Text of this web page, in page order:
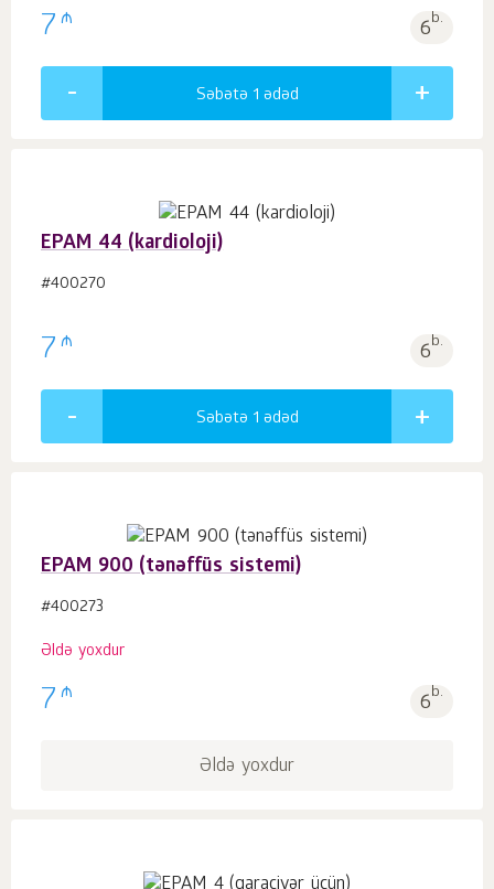
7 ₼ 6b.
Səbətə 1 ədəd
EPAM 44 (kardioloji)
#400270
7 ₼ 6b.
Səbətə 1 ədəd
EPAM 900 (tənəffüs sistemi)
#400273
Əldə yoxdur
7 ₼ 6b.
Əldə yoxdur